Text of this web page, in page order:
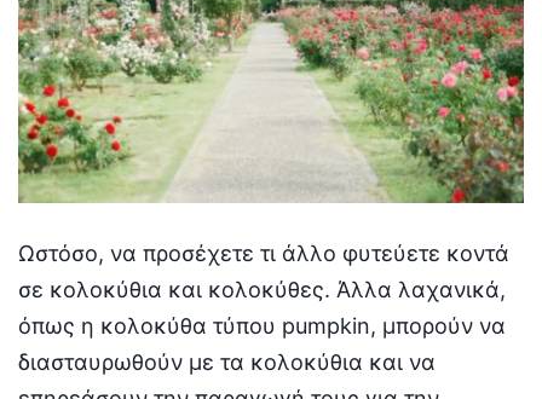
Ωστόσο, να προσέχετε τι άλλο φυτεύετε κοντά
σε κολοκύθια και κολοκύθες. Άλλα λαχανικά,
όπως η κολοκύθα τύπου pumpkin, μπορούν να
διασταυρωθούν με τα κολοκύθια και να